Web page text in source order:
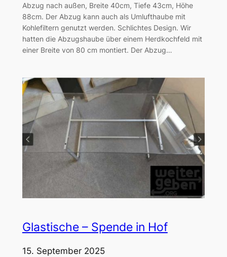
Abzug nach außen, Breite 40cm, Tiefe 43cm, Höhe
88cm. Der Abzug kann auch als Umlufthaube mit
Kohlefiltern genutzt werden. Schlichtes Design. Wir
hatten die Abzugshaube über einem Herdkochfeld mit
einer Breite von 80 cm montiert. Der Abzug…
Glastische – Spende in Hof
15. September 2025